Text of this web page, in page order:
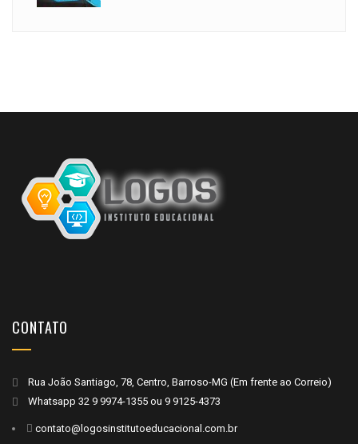
CONTATO
Rua João Santiago, 78, Centro, Barroso-MG (Em frente ao Correio)
Whatsapp 32 9 9974-1355 ou 9 9125-4373
contato@logosinstitutoeducacional.com.br